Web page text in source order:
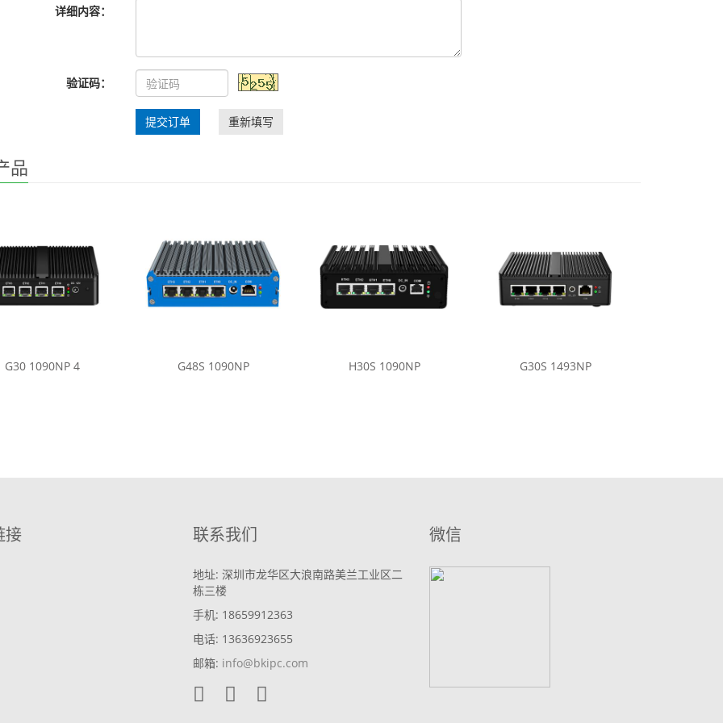
详细内容：
验证码：
提交订单 重新填写
品
G30 1090NP 4 G48S 1090NP H30S 1090NP G30S 1493NP
接 联系我们
地址: 深圳市龙华区大浪南路美兰工业区二
栋三楼
手机: 18659912363
电话: 13636923655
邮箱: info@bkipc.com
微信